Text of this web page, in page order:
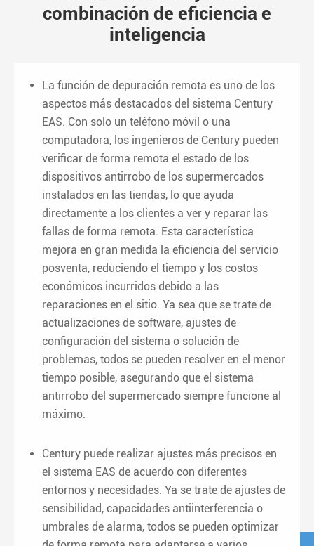
combinación de eficiencia e
inteligencia
La función de depuración remota es uno de los
aspectos más destacados del sistema Century
EAS. Con solo un teléfono móvil o una
computadora, los ingenieros de Century pueden
verificar de forma remota el estado de los
dispositivos antirrobo de los supermercados
instalados en las tiendas, lo que ayuda
directamente a los clientes a ver y reparar las
fallas de forma remota. Esta característica
mejora en gran medida la eficiencia del servicio
posventa, reduciendo el tiempo y los costos
económicos incurridos debido a las
reparaciones en el sitio. Ya sea que se trate de
actualizaciones de software, ajustes de
configuración del sistema o solución de
problemas, todos se pueden resolver en el menor
tiempo posible, asegurando que el sistema
antirrobo del supermercado siempre funcione al
máximo.
Century puede realizar ajustes más precisos en
el sistema EAS de acuerdo con diferentes
entornos y necesidades. Ya se trate de ajustes de
sensibilidad, capacidades antiinterferencia o
umbrales de alarma, todos se pueden optimizar